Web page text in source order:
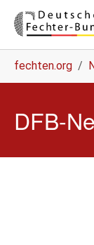
fechten.org
DFB-